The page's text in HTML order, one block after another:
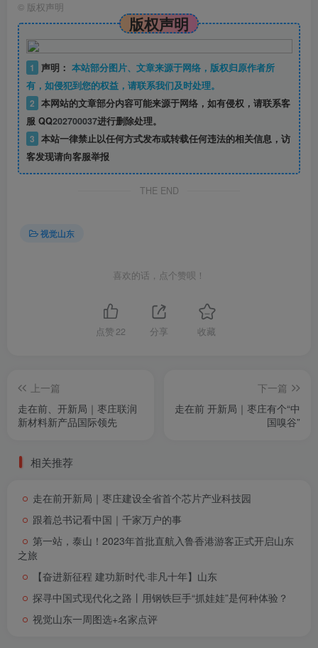
© 版权声明
版权声明
1 声明： 本站部分图片、文章来源于网络，版权归原作者所
有，如侵犯到您的权益，请联系我们及时处理。
2 本网站的文章部分内容可能来源于网络，如有侵权，请联系客
服 QQ202700037进行删除处理。
3 本站一律禁止以任何方式发布或转载任何违法的相关信息，访
客发现请向客服举报
THE END
视觉山东
喜欢的话，点个赞呗！
点赞 22 分享 收藏
上一篇
​走在前、开新局｜枣庄联润
新材料新产品国际领先
下一篇
​走在前 开新局｜枣庄有个“中
国嗅谷”
相关推荐
走在前开新局｜枣庄建设全省首个芯片产业科技园
跟着总书记看中国｜千家万户的事
第一站，泰山！2023年首批直航入鲁香港游客正式开启山东
之旅
【奋进新征程 建功新时代·非凡十年】山东
探寻中国式现代化之路丨用钢铁巨手“抓娃娃”是何种体验？
视觉山东一周图选+名家点评